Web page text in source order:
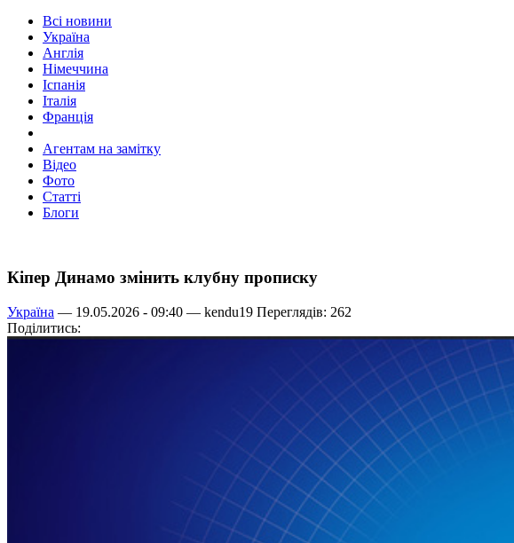
Всі новини
Україна
Англія
Німеччина
Іспанія
Італія
Франція
Агентам на замітку
Відео
Фото
Статті
Блоги
Кіпер Динамо змінить клубну прописку
Україна — 19.05.2026 - 09:40 — kendu19 Переглядів: 262
Поділитись: